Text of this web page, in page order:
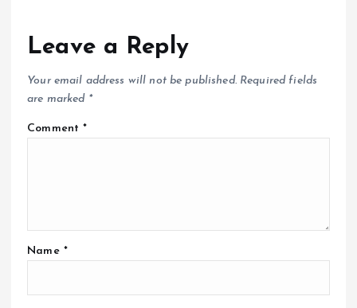
Leave a Reply
Your email address will not be published. Required fields
are marked *
Comment*
Name *